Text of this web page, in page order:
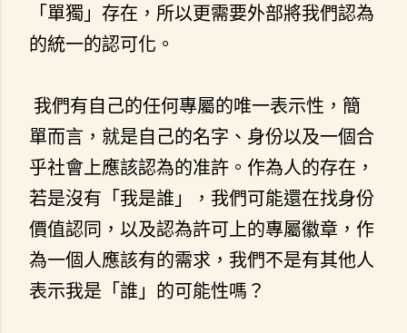
「單獨」存在，所以更需要外部將我們認為
的統一的認可化。
我們有自己的任何專屬的唯一表示性，簡
單而言，就是自己的名字、身份以及一個合
乎社會上應該認為的准許。作為人的存在，
若是沒有「我是誰」，我們可能還在找身份
價值認同，以及認為許可上的專屬徽章，作
為一個人應該有的需求，我們不是有其他人
表示我是「誰」的可能性嗎？